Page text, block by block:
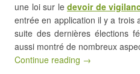
une loi sur le devoir de
entrée en application il y a trois
suite des dernières élections
aussi montré de nombreux
Continue reading →